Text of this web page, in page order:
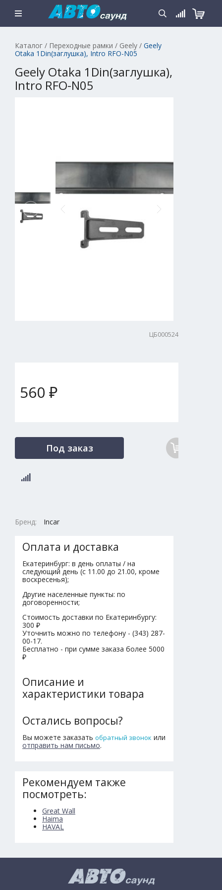
Каталог / Переходные рамки / Geely / Geely
Otaka 1Din(заглушка), Intro RFO-N05
Geely Otaka 1Din(заглушка),
Intro RFO-N05
ЦБ000524
560 ₽
Под заказ
Бренд: Incar
Оплата и доставка
Екатеринбург: в день оплаты / на
следующий день (с 11.00 до 21.00, кроме
воскресенья);
Другие населенные пункты: по
договоренности;
Стоимость доставки по Екатеринбургу:
300 ₽
Уточнить можно по телефону - (343) 287-
00-17.
Бесплатно - при сумме заказа более 5000
₽
Описание и
характеристики товара
Остались вопросы?
Вы можете заказать обратный звонок или
отправить нам письмо.
Рекомендуем также
посмотреть:
Great Wall
Haima
HAVAL